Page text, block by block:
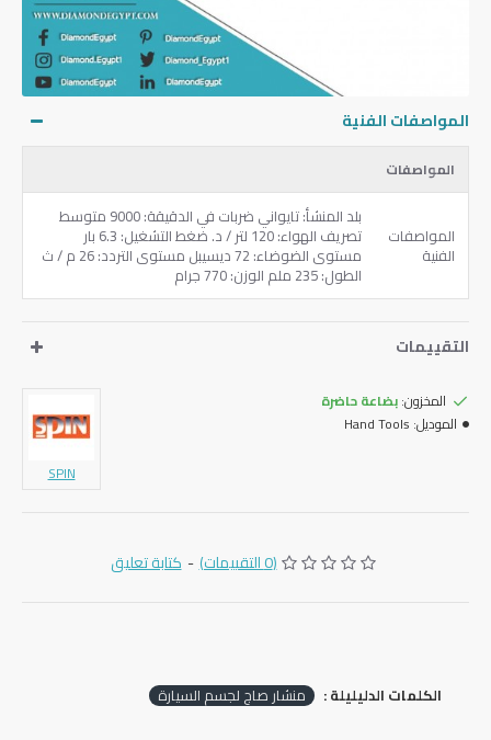
المواصفات الفنية
المواصفات
المواصفات
الفنية
بلد المنشأ: تايواني ضربات في الدقيقة: 9000 متوسط
تصريف الهواء: 120 لتر / د. ضغط التشغيل: 6.3 بار
مستوى الضوضاء: 72 ديسيبل مستوى التردد: 26 م / ث
الطول: 235 ملم الوزن: 770 جرام
التقييمات
المخزون:بضاعة حاضرة
الموديل: Hand Tools
SPIN
(0 التقييمات) - كتابة تعليق
الكلمات الدليليلة : منشار صاج لجسم السيارة